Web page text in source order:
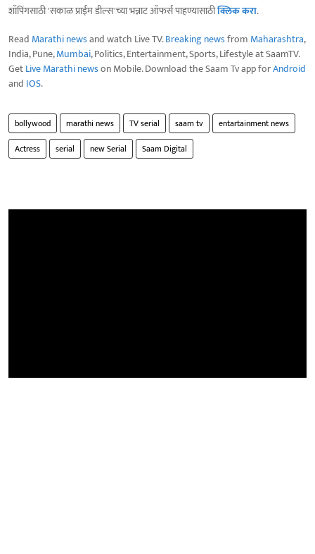
शॉपिंगसाठी 'सकाळ प्राईम डील्स'च्या भन्नाट ऑफर्स पाहण्यासाठीक्लिक करा.
Read Marathi newsand watch Live TV.Breaking newsfrom Maharashtra,
India, Pune,Mumbai, Politics, Entertainment, Sports, Lifestyle at SaamTV.
GetLive Marathi newson Mobile. Download the Saam Tv app forAndroid
and IOS.
bollywood marathi news TV serial saam tv
entartainment news
Actress
serial new Serial Saam Digital